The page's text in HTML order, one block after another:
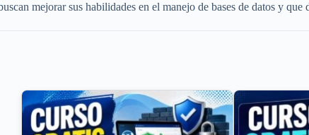
mejorar sus habilidades en el manejo de bases de datos y